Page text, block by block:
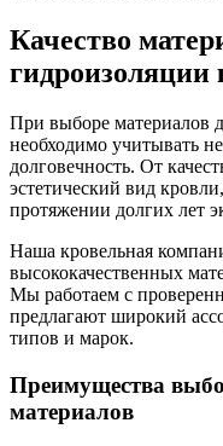
Качество
гидроизоляции
При выборе материалов
необходимо учитывать
долговечность. От
эстетический вид
протяжении долгих лет
Наша кровельная
высококачественных
Мы работаем с
предлагают широкий
типов и марок.
Преимущества
материалов